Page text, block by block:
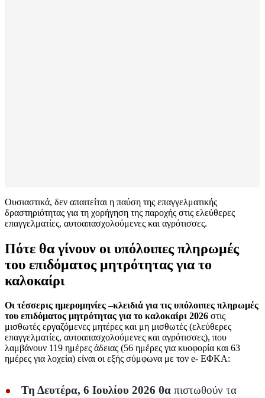
Ουσιαστικά, δεν απαιτείται η παύση της επαγγελματικής
δραστηριότητας για τη χορήγηση της παροχής στις ελεύθερες
επαγγελματίες, αυτοαπασχολούμενες και αγρότισσες.
Πότε θα γίνουν οι υπόλοιπες πληρωμές
του επιδόματος μητρότητας για το
καλοκαίρι
Οι τέσσερις ημερομηνίες –κλειδιά για τις υπόλοιπες πληρωμές
του επιδόματος μητρότητας για το καλοκαίρι 2026 στις
μισθωτές εργαζόμενες μητέρες και μη μισθωτές (ελεύθερες
επαγγελματίες, αυτοαπασχολούμενες και αγρότισσες), που
λαμβάνουν 119 ημέρες άδειας (56 ημέρες για κυοφορία και 63
ημέρες για λοχεία) είναι οι εξής σύμφωνα με τον e- ΕΦΚΑ:
Τη Δευτέρα, 6 Ιουλίου 2026 θα πιστωθούν τα